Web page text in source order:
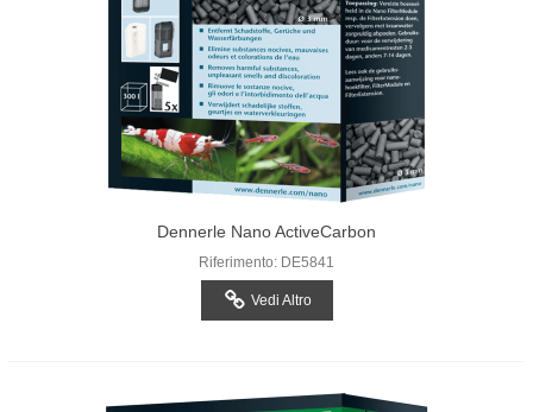
Dennerle Nano ActiveCarbon
Riferimento: DE5841
Vedi Altro